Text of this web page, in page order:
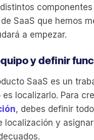
componentes
SaaS que hemos
a empezar.
y definir
SaaS es un
localizarlo. Para
, debes definir
localización y